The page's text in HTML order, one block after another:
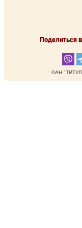
Поделиться
©АН